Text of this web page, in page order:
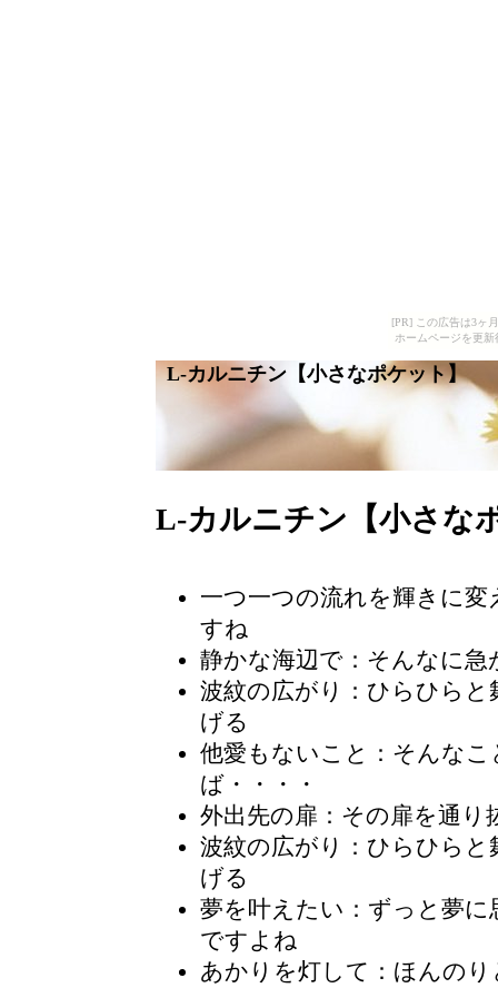
[PR] この広告は3ヶ
ホームページを更
L-カルニチン【小さなポケット】
L-カルニチン【小さな
一つ一つの流れを輝きに
すね
静かな海辺で ：そんなに
波紋の広がり：ひらひら
げる
他愛もないこと：そんな
ば・・・・
外出先の扉：その扉を通
波紋の広がり
：ひらひら
げる
夢を叶えたい：ずっと夢
ですよね
あかりを灯して：ほんの